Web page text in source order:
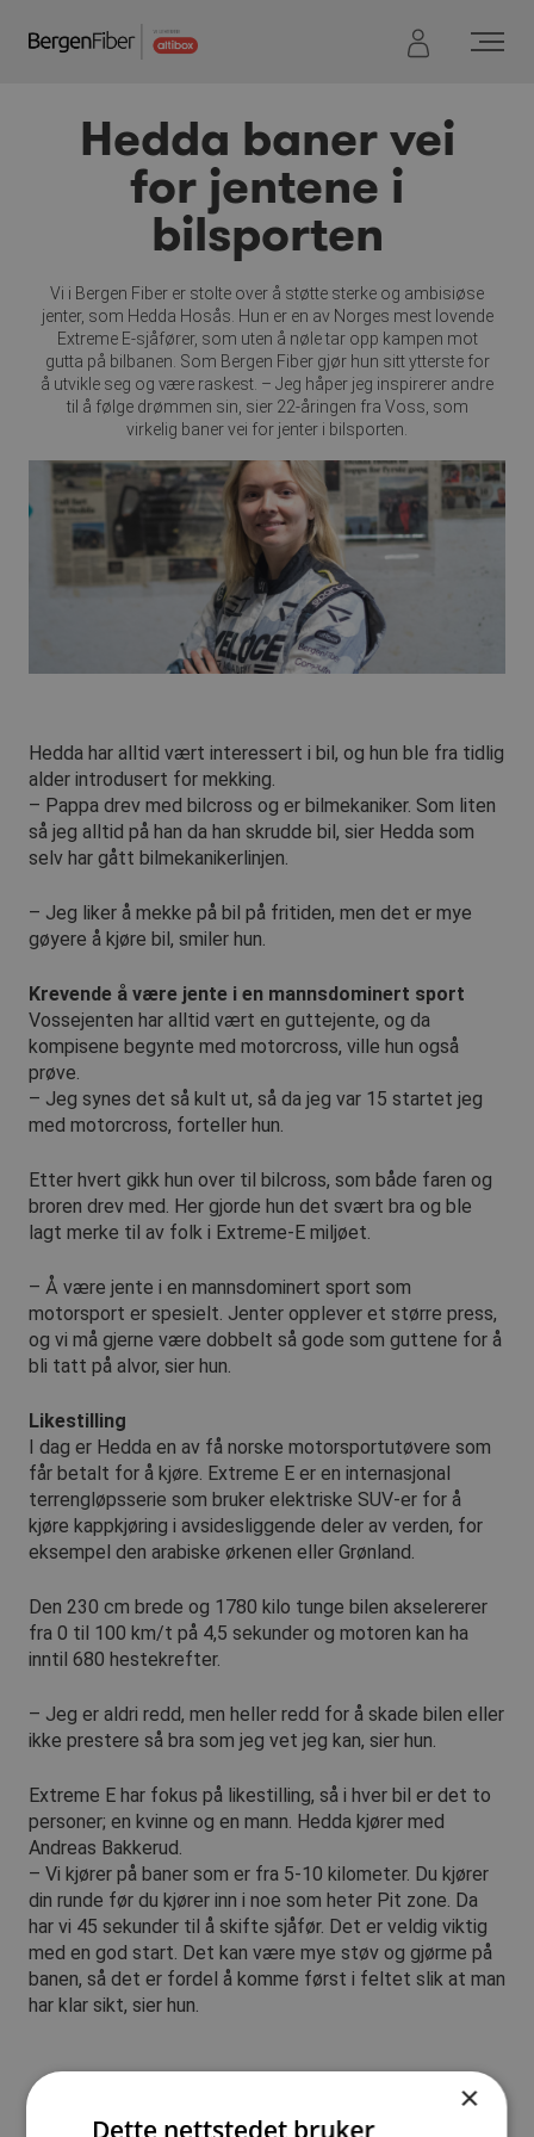
Hedda baner vei
for jentene i
bilsporten
Vi i Bergen Fiber er stolte over å støtte sterke og ambisiøse
jenter, som Hedda Hosås. Hun er en av Norges mest lovende
Extreme E-sjåfører, som uten å nøle tar opp kampen mot
gutta på bilbanen. Som Bergen Fiber gjør hun sitt ytterste for
å utvikle seg og være raskest. – Jeg håper jeg inspirerer andre
til å følge drømmen sin, sier 22-åringen fra Voss, som
virkelig baner vei for jenter i bilsporten.
Hedda har alltid vært interessert i bil, og hun ble fra tidlig
alder introdusert for mekking.
– Pappa drev med bilcross og er bilmekaniker. Som liten
så jeg alltid på han da han skrudde bil, sier Hedda som
selv har gått bilmekanikerlinjen.
– Jeg liker å mekke på bil på fritiden, men det er mye
gøyere å kjøre bil, smiler hun.
Krevende å være jente i en mannsdominert sport
Vossejenten har alltid vært en guttejente, og da
kompisene begynte med motorcross, ville hun også
prøve.
– Jeg synes det så kult ut, så da jeg var 15 startet jeg
med motorcross, forteller hun.
Etter hvert gikk hun over til bilcross, som både faren og
broren drev med. Her gjorde hun det svært bra og ble
lagt merke til av folk i Extreme-E miljøet.
– Å være jente i en mannsdominert sport som
motorsport er spesielt. Jenter opplever et større press,
og vi må gjerne være dobbelt så gode som guttene for å
bli tatt på alvor, sier hun.
Likestilling
I dag er Hedda en av få norske motorsportutøvere som
får betalt for å kjøre. Extreme E er en internasjonal
terrengløpsserie som bruker elektriske SUV-er for å
kjøre kappkjøring i avsidesliggende deler av verden, for
eksempel den arabiske ørkenen eller Grønland.
Den 230 cm brede og 1780 kilo tunge bilen akselererer
fra 0 til 100 km/t på 4,5 sekunder og motoren kan ha
inntil 680 hestekrefter.
– Jeg er aldri redd, men heller redd for å skade bilen eller
ikke prestere så bra som jeg vet jeg kan, sier hun.
Extreme E har fokus på likestilling, så i hver bil er det to
personer; en kvinne og en mann. Hedda kjører med
Andreas Bakkerud.
– Vi kjører på baner som er fra 5-10 kilometer. Du kjører
din runde før du kjører inn i noe som heter Pit zone. Da
har vi 45 sekunder til å skifte sjåfør. Det er veldig viktig
med en god start. Det kan være mye støv og gjørme på
banen, så det er fordel å komme først i feltet slik at man
har klar sikt, sier hun.
×
Dette nettstedet bruker